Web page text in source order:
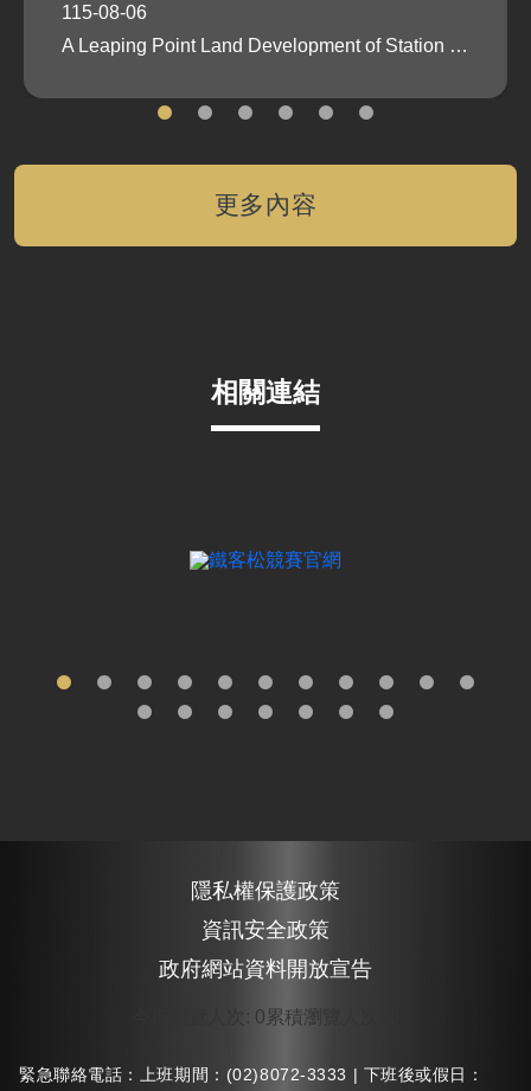
115-08-06
A Leaping Point Land Development of Station Districts
更多內容
相關連結
隱私權保護政策
資訊安全政策
政府網站資料開放宣告
: 0累積瀏覽人次
緊急聯絡電話：上班期間：(02)8072-3333 | 下班後或假日：